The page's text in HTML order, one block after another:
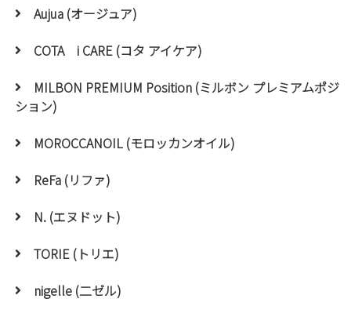
Aujua (オージュア)
COTA i CARE (コタ アイケア)
MILBON PREMIUM Position (ミルボン プレミアムポジ
ション)
MOROCCANOIL (モロッカンオイル)
ReFa (リファ)
N. (エヌドット)
TORIE (トリエ)
nigelle (二ゼル)